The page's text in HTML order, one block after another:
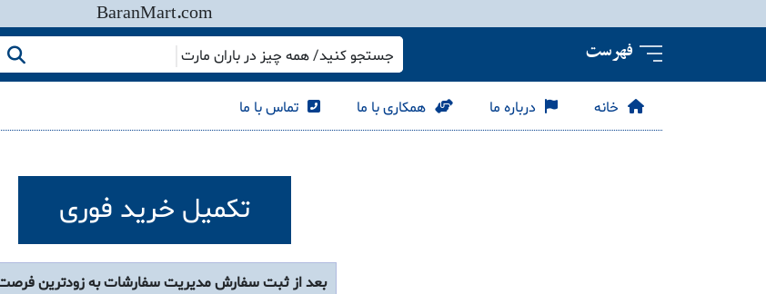
BaranMart.com
فهرست جستجو کنید/ همه چیز در باران مارت
خانه درباره ما همکاری با ما تماس با ما
تکمیل خرید فوری
بعد از ثبت سفارش مدیریت سفارشات به زودترین